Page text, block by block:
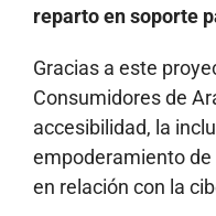
reparto en soporte
Gracias a este
Consumidores de
accesibilidad, la
empoderamiento
en relación con la